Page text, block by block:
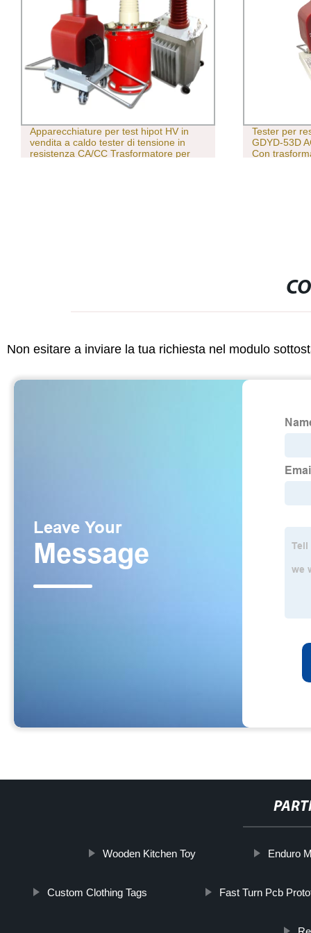
Apparecchiature per test hipot HV in
vendita a caldo tester di tensione in
resistenza CA/CC Trasformatore per
Tester per
GDYD-53D
Con
Non esitare a inviare la tua richiesta nel modulo
Wooden Kitchen Toy Enduro
Custom Clothing Tags Fast Turn Pcb